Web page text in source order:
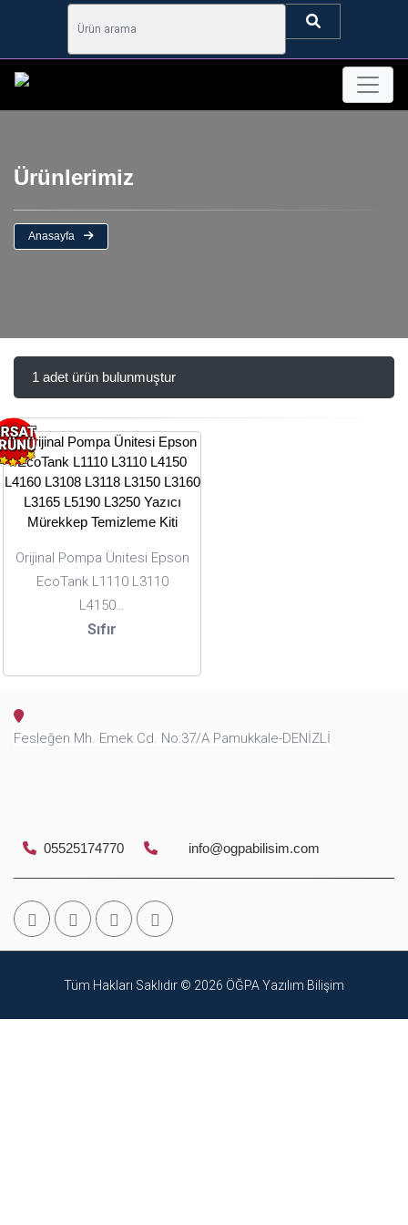
Ürünlerimiz
Anasayfa
1 adet ürün bulunmuştur
Orijinal Pompa Ünitesi Epson
EcoTank L1110 L3110
L4150…
Sıfır
Fesleğen Mh. Emek Cd. No:37/A Pamukkale-DENİZLİ
05525174770 info@ogpabilisim.com
Tüm Hakları Saklıdır © 2026 ÖĞPA Yazılım Bilişim